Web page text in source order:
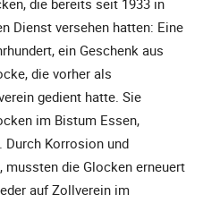
die bereits seit 1933 in
Dienst versehen hatten: Eine
ein Geschenk aus
die vorher als
gedient hatte. Sie
im Bistum Essen,
Durch Korrosion und
die Glocken erneuert
auf Zollverein im